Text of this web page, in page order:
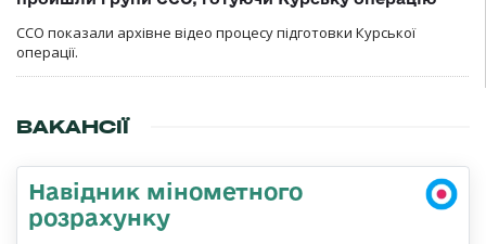
ССО показали архівне відео процесу підготовки Курської
операції.
ВАКАНСІЇ
Навідник мінометного
розрахунку